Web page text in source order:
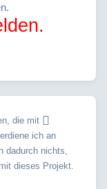
die mit
ich an
dadurch nichts,
dieses Projekt.